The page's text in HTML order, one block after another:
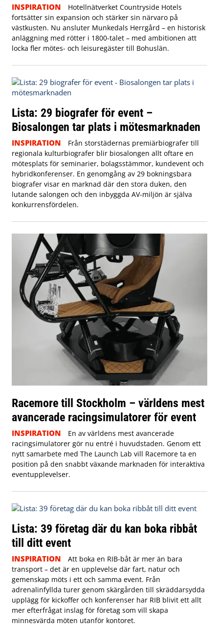
INSPIRATION
Hotellnätverket Countryside Hotels
fortsätter sin expansion och stärker sin närvaro på
västkusten. Nu ansluter Munkedals Herrgård – en historisk
anläggning med rötter i 1800-talet – med ambitionen att
locka fler mötes- och leisuregäster till Bohuslän.
Lista: 29 biografer för event –
Biosalongen tar plats i mötesmarknaden
INSPIRATION
Från storstädernas premiärbiografer till
regionala kulturbiografer blir biosalongen allt oftare en
mötesplats för seminarier, bolagsstämmor, kundevent och
hybridkonferenser. En genomgång av 29 bokningsbara
biografer visar en marknad där den stora duken, den
lutande salongen och den inbyggda AV-miljön är själva
konkurrensfördelen.
Racemore till Stockholm – världens mest
avancerade racingsimulatorer för event
INSPIRATION
En av världens mest avancerade
racingsimulatorer gör nu entré i huvudstaden. Genom ett
nytt samarbete med The Launch Lab vill Racemore ta en
position på den snabbt växande marknaden för interaktiva
eventupplevelser.
Lista: 39 företag där du kan boka ribbåt
till ditt event
INSPIRATION
Att boka en RIB-båt är mer än bara
transport – det är en upplevelse där fart, natur och
gemenskap möts i ett och samma event. Från
adrenalinfyllda turer genom skärgården till skräddarsydda
upplägg för kickoffer och konferenser har RIB blivit ett allt
mer efterfrågat inslag för företag som vill skapa
minnesvärda möten utanför kontoret.